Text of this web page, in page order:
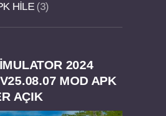
v1.25 FULL APK
HILE 3
2024
MOD APK
AÇIK